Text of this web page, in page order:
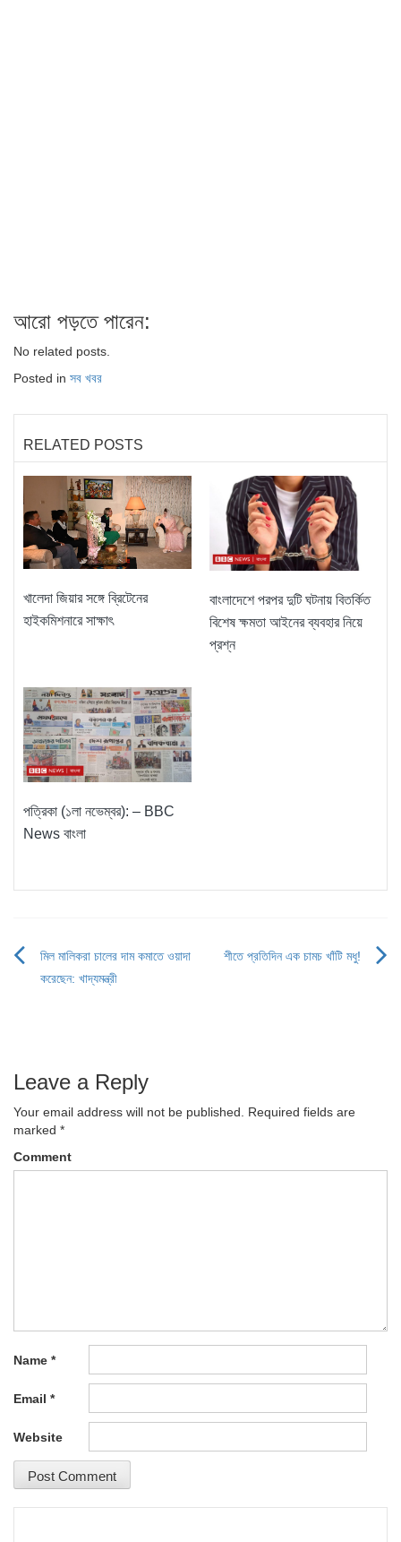
আরো পড়তে পারেন:
No related posts.
Posted in সব খবর
RELATED POSTS
খালেদা জিয়ার সঙ্গে ব্রিটেনের
হাইকমিশনারে সাক্ষাৎ
বাংলাদেশে পরপর দুটি ঘটনায় বিতর্কিত
বিশেষ ক্ষমতা আইনের ব্যবহার নিয়ে
প্রশ্ন
পত্রিকা (১লা নভেম্বর): – BBC
News বাংলা
Post
মিল মালিকরা চালের দাম কমাতে ওয়াদা
করেছেন: খাদ্যমন্ত্রী
শীতে প্রতিদিন এক চামচ খাঁটি মধু!
Leave a Reply
Your email address will not be published.
Required fields are
marked *
Comment
Name *
Email *
Website